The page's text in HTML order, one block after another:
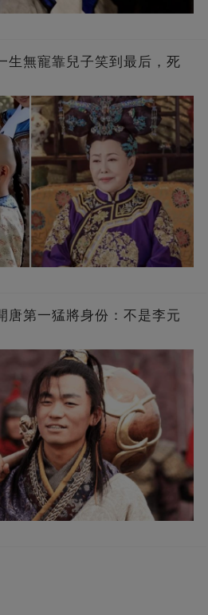
生無寵靠兒子笑到最后，死
唐第一猛將身份：不是李元